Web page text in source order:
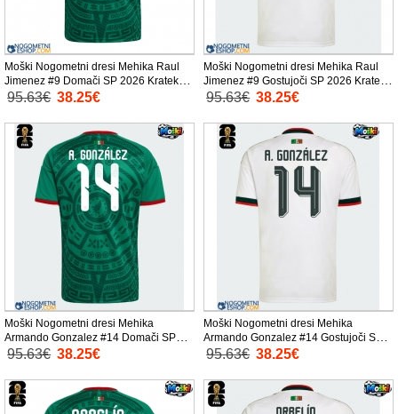
Moški Nogometni dresi Mehika Raul
Jimenez #9 Domači SP 2026 Kratek
Rokav
95.63€ 38.25€
Moški Nogometni dresi Mehika Raul
Jimenez #9 Gostujoči SP 2026 Kratek
Rokav
95.63€ 38.25€
Moški Nogometni dresi Mehika
Armando Gonzalez #14 Domači SP
2026 Kratek Rokav
95.63€ 38.25€
Moški Nogometni dresi Mehika
Armando Gonzalez #14 Gostujoči SP
2026 Kratek Rokav
95.63€ 38.25€